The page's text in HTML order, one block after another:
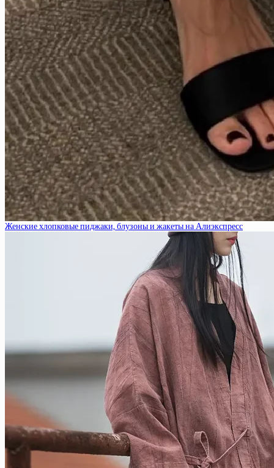
Женские хлопковые пиджаки, блузоны и жакеты на Алиэкспресс